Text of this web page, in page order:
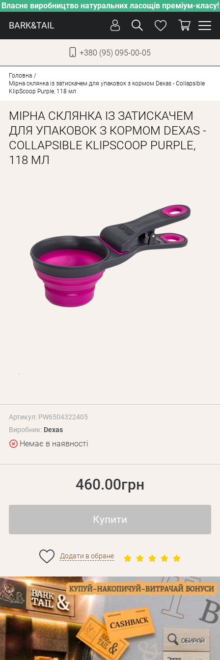
Власне виробництво натуральних ласощів преміум-класу!
BARK&TAIL
+380 (95) 095-00-05
КОТИ
ВІД СПЕКИ
ВЛАСНЕ ВИРОБНИЦТВО
Оплата і доставка
Програма лояльності
Про Нас
Оптовим клієнтам
Головна
Мірна склянка із затискачем для упаковок з кормом Dexas - Collapsible
KlipScoop Purple, 118 мл
МІРНА СКЛЯНКА ІЗ ЗАТИСКАЧЕМ
ДЛЯ УПАКОВОК З КОРМОМ DEXAS -
COLLAPSIBLE KLIPSCOOP PURPLE,
118 МЛ
Артикул: PW6504322405
Виробник: Dexas
Немає в наявності
460.00грн
Купити
Додати в обране
Забули пароль?
Особисті дані